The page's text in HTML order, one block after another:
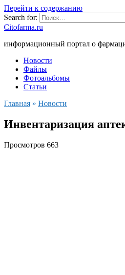
Перейти к содержанию
Search for:
Citofarma.ru
информационный портал о
Новости
Файлы
Фотоальбомы
Статьи
Главная » Новости
Инвентаризация
Просмотров 663